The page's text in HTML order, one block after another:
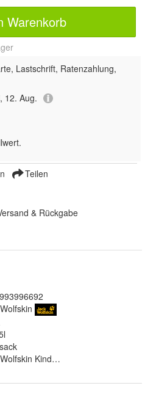
Warenkorb
Lastschrift, Ratenzahlung,
12. Aug.
Teilen
& Rückgabe
Kinderrucksack